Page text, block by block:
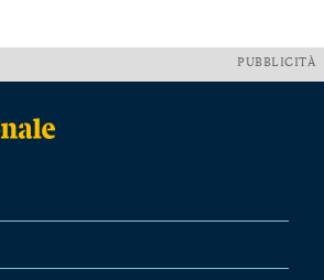
PUBBLICITÀ